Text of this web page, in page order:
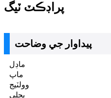
پراڊڪٽ ٽيگ
پيداوار جي وضاحت
ماڊل
ماپ
وولٽيج
بجلي